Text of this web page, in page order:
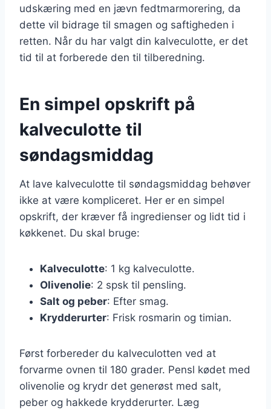
udskæring med en jævn fedtmarmorering, da
dette vil bidrage til smagen og saftigheden i
retten. Når du har valgt din kalveculotte, er det
tid til at forberede den til tilberedning.
En simpel opskrift på
kalveculotte til
søndagsmiddag
At lave kalveculotte til søndagsmiddag behøver
ikke at være kompliceret. Her er en simpel
opskrift, der kræver få ingredienser og lidt tid i
køkkenet. Du skal bruge:
Kalveculotte: 1 kg kalveculotte.
Olivenolie: 2 spsk til pensling.
Salt og peber: Efter smag.
Krydderurter: Frisk rosmarin og timian.
Først forbereder du kalveculotten ved at
forvarme ovnen til 180 grader. Pensl kødet med
olivenolie og krydr det generøst med salt,
peber og hakkede krydderurter. Læg